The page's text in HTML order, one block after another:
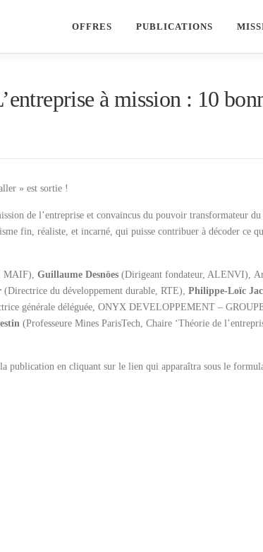
OFFRES PUBLICATIONS
à mission : 10
» est sortie !
de l’entreprise et convaincus du pouvoir transformateur
fin, réaliste, et incarné, qui puisse contribuer à décoder ce
MAIF), Guillaume Desnöes (Dirigeant fondateur, ALENVI),
(Directrice du développement durable, RTE), Philippe-Loïc
générale déléguée, ONYX DEVELOPPEMENT –
(Professeure Mines ParisTech, Chaire ‘Théorie de
publication en cliquant sur le lien qui apparaîtra sous le